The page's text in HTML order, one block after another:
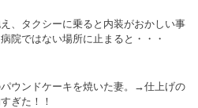
、タクシーに乗ると内装がおかしい事
院ではない場所に止まると・・・
ウンドケーキを焼いた妻。→仕上げの
ぎた！！